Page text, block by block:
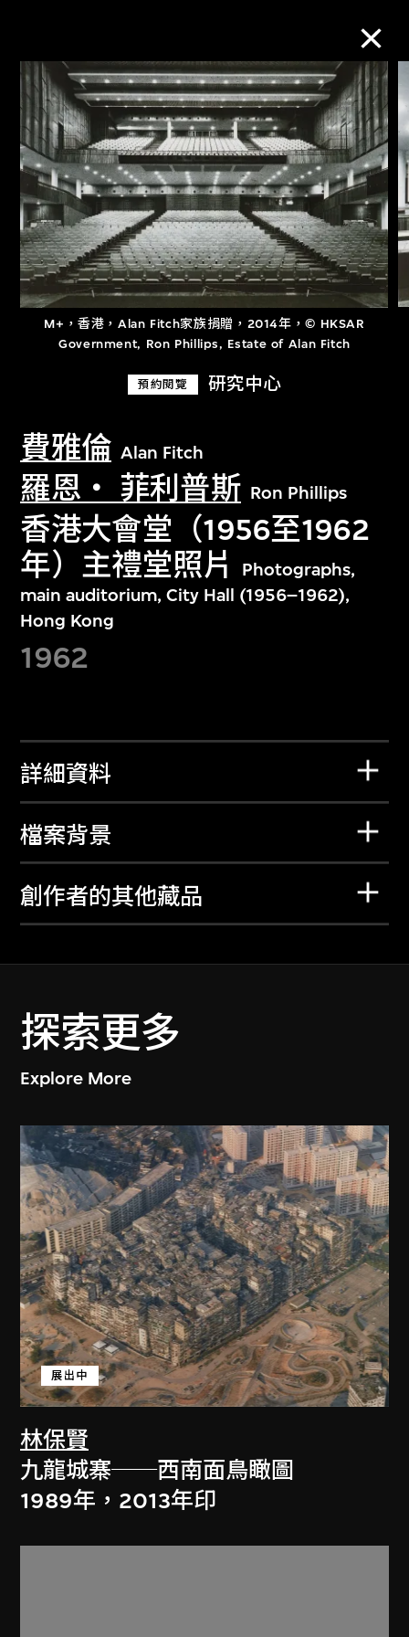
M+，香港，Alan Fitch家族捐贈，2014年，© HKSAR
Government, Ron Phillips, Estate of Alan Fitch
預約閱覽 研究中心
費雅倫 Alan Fitch
羅恩‧ 菲利普斯 Ron Phillips
香港大會堂（1956至1962
年）主禮堂照片
Photographs,
main auditorium, City Hall (1956–1962),
Hong Kong
1962
詳細資料
檔案背景
創作者的其他藏品
探索更多
Explore More
林保賢
展出中
九龍城寨──西南面鳥瞰圖
1989年，2013年印
M+藏品
進一步篩選 搜索
關於M+藏品
探索世界頂級的二十及二十一世紀視覺
文化藏品。